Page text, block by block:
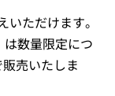
ただけます。
数量限定につ
売いたしま